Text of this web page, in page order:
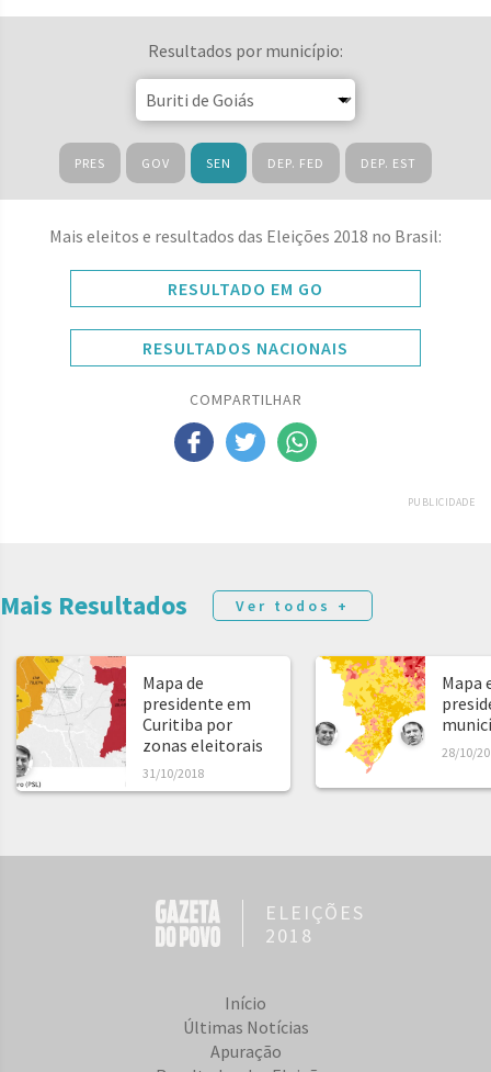
Resultados por município:
PRES GOV SEN DEP. FED DEP. EST
Mais eleitos e resultados das Eleições 2018 no Brasil:
RESULTADO EM GO
RESULTADOS NACIONAIS
COMPARTILHAR
PUBLICIDADE
Mais Resultados Ver todos +
Mapa de
presidente em
Curitiba por
zonas eleitorais
31/10/2018
Mapa
28/10/
ELEIÇÕES
2018
Início
Últimas Notícias
Apuração